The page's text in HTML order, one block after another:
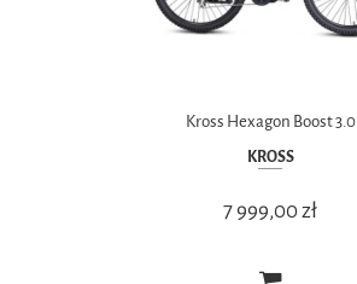
Kross Hexagon Boost 3.0
KROSS
7 999,00 zł